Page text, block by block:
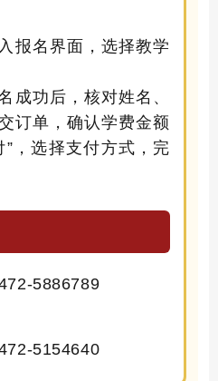
报名界面，选择教学
成功后，核对姓名、
订单，确认学费金额
”，选择支付方式，完
5886789
5154640